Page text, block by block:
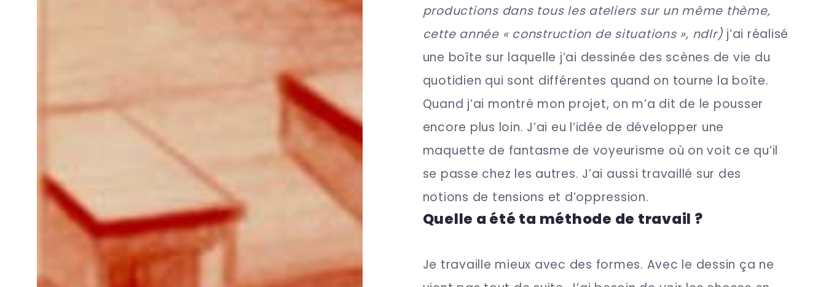
productions dans tous les ateliers sur un même thème,
cette année « construction de situations », ndlr) j’ai réalisé
une boîte sur laquelle j’ai dessinée des scènes de vie du
quotidien qui sont différentes quand on tourne la boîte.
Quand j’ai montré mon projet, on m’a dit de le pousser
encore plus loin. J’ai eu l’idée de développer une
maquette de fantasme de voyeurisme où on voit ce qu’il
se passe chez les autres. J’ai aussi travaillé sur des
notions de tensions et d’oppression.
Quelle a été ta méthode de travail ?
Je travaille mieux avec des formes. Avec le dessin ça ne